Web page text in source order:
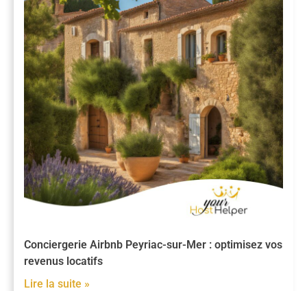
Conciergerie Airbnb Peyriac-sur-Mer : optimisez vos
revenus locatifs
Lire la suite »